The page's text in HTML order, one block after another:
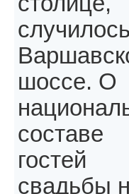
шоссе. О
составе
гостей
свадьбы